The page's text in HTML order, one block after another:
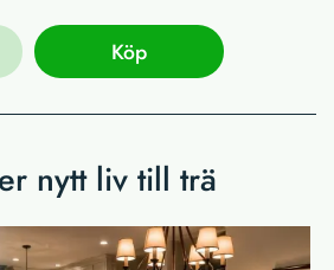
Köp
nytt liv till trä